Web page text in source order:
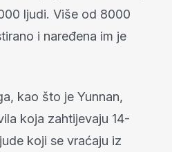
ljudi. Više od 8000
i naređena im je
kao što je Yunnan,
koja zahtijevaju 14-
koji se vraćaju iz